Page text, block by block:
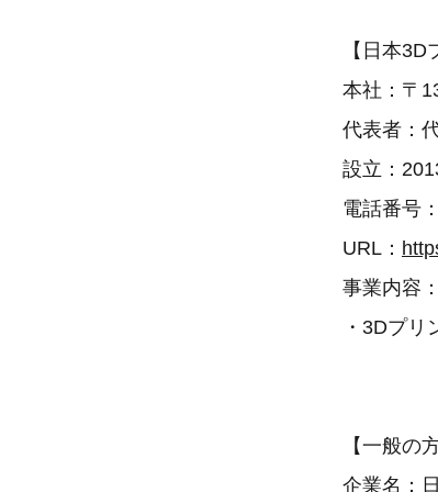
【日本
本社：〒
代表者：
設立：
電話番号
URL：
事業内容：
・3Dプ
【一般の
企業名：